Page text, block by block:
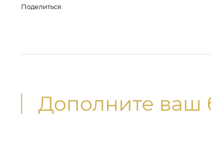
Поделиться:
Дополните ваш